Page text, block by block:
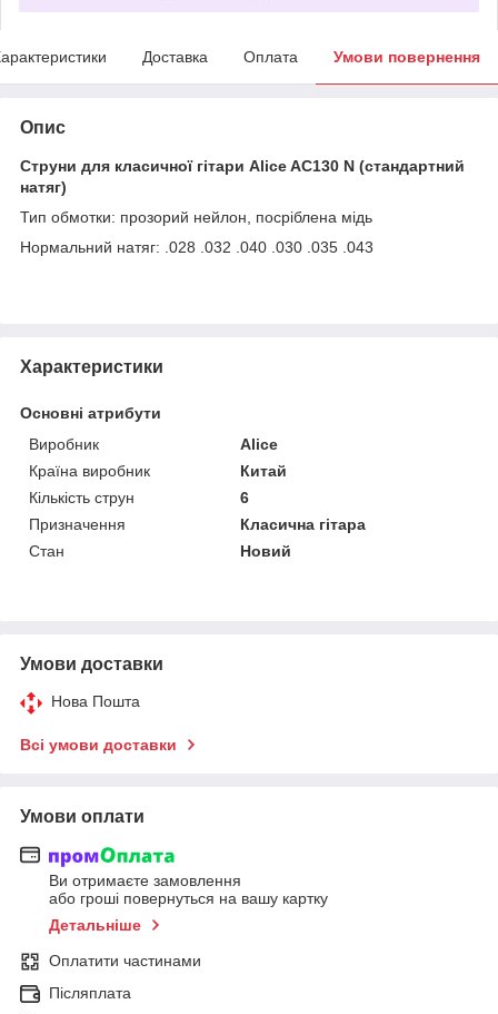
Доставка Оплата Умови повернення
Опис
Струни для класичної гітари Alice AC130 N (стандартний
натяг)
Тип обмотки: прозорий нейлон, посріблена мідь
Нормальний натяг: .028 .032 .040 .030 .035 .043
Характеристики
Основні атрибути
Виробник
Alice
Країна виробник
Китай
Кількість струн
6
Призначення
Класична гітара
Стан
Новий
Умови доставки
Нова Пошта
Всі умови доставки
Умови оплати
Ви отримаєте замовлення
або гроші повернуться на вашу картку
Детальніше
Оплатити частинами
Післяплата